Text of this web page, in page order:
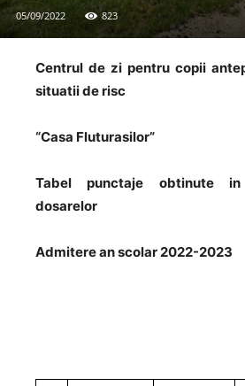
05/09/2022 823
Centrul de zi pentru copii
situatii de risc
“Casa Fluturasilor”
Tabel punctaje obtinute
dosarelor
Admitere an scolar 2022-2023